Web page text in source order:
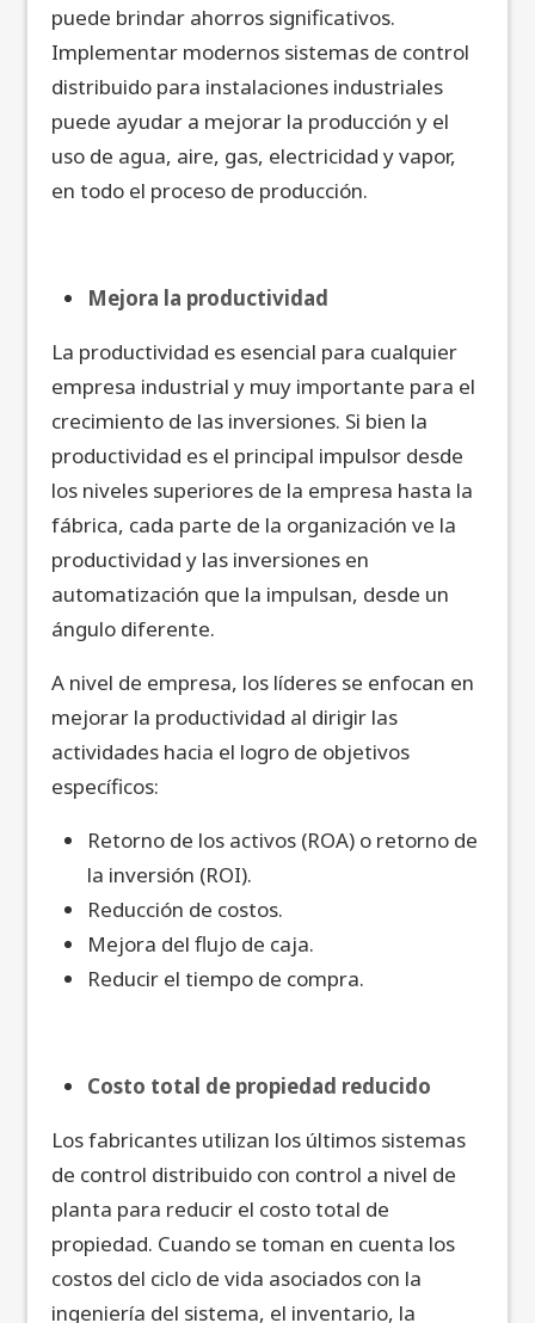
puede brindar ahorros significativos.
Implementar modernos sistemas de control
distribuido para instalaciones industriales
puede ayudar a mejorar la producción y el
uso de agua, aire, gas, electricidad y vapor,
en todo el proceso de producción.
Mejora la productividad
La productividad es esencial para cualquier
empresa industrial y muy importante para el
crecimiento de las inversiones. Si bien la
productividad es el principal impulsor desde
los niveles superiores de la empresa hasta la
fábrica, cada parte de la organización ve la
productividad y las inversiones en
automatización que la impulsan, desde un
ángulo diferente.
A nivel de empresa, los líderes se enfocan en
mejorar la productividad al dirigir las
actividades hacia el logro de objetivos
específicos:
Retorno de los activos (ROA) o retorno de
la inversión (ROI).
Reducción de costos.
Mejora del flujo de caja.
Reducir el tiempo de compra.
Costo total de propiedad reducido
Los fabricantes utilizan los últimos sistemas
de control distribuido con control a nivel de
planta para reducir el costo total de
propiedad. Cuando se toman en cuenta los
costos del ciclo de vida asociados con la
ingeniería del sistema, el inventario, la